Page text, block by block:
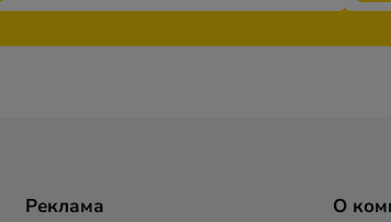
Реклама О